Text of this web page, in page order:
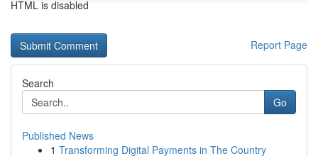
HTML is disabled
Report Page
Search
Go
Published News
1 Transforming Digital Payments in The Country